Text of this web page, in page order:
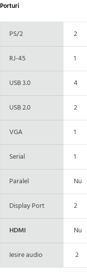
Porturi
PS/2 2
RJ-45 1
USB 3.0 4
USB 2.0 2
VGA 1
Serial 1
Paralel Nu
Display Port 2
HDMI Nu
Iesire audio 2